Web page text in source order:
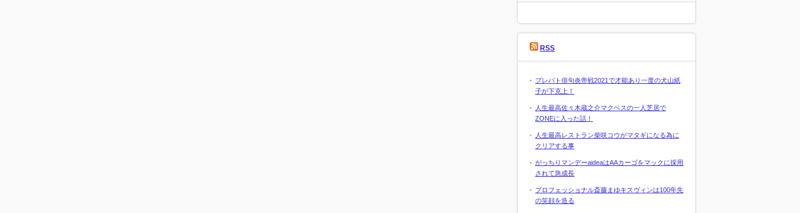
RSS
プレバト俳句炎帝戦2021で才能あり一度の犬山紙
子が下克上！
人生最高佐々木蔵之介マクベスの一人芝居で
ZONEに入った話！
人生最高レストラン柴咲コウがマタギになる為に
クリアする事
がっちりマンデーaideaはAAカーゴをマックに採用
されて急成長
プロフェッショナル斎藤まゆキスヴィンは100年先
の笑顔を造る